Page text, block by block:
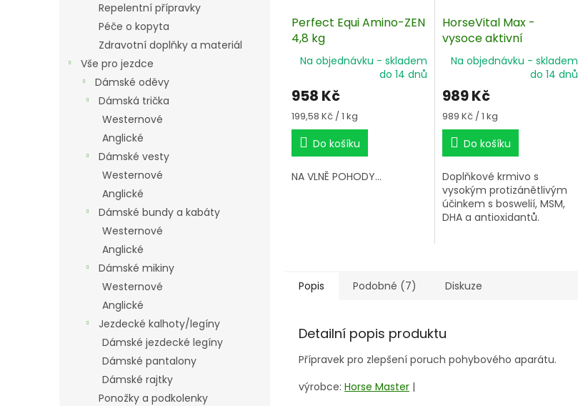
Repelentní přípravky
Péče o kopyta
Zdravotní doplňky a materiál
Vše pro jezdce
Dámské oděvy
Dámská trička
Westernové
Anglické
Dámské vesty
Westernové
Anglické
Dámské bundy a kabáty
Westernové
Anglické
Dámské mikiny
Westernové
Anglické
Jezdecké kalhoty/legíny
Dámské jezdecké legíny
Dámské pantalony
Dámské rajtky
Ponožky a podkolenky
Perfect Equi Amino-ZEN
4,8 kg
Na objednávku - skladem
do 14 dnů
958 Kč
Měrná
cena:
199,58 Kč / 1 kg
Do košíku
NA VLNĚ POHODY...
HorseVital Max -
vysoce aktivní
protizánětlivý komplex
Na objednávku - skladem
do 14 dnů
989 Kč
Měrná
cena:
989 Kč / 1 kg
Do košíku
Doplňkové krmivo s
vysokým protizánětlivým
účinkem s boswelií, MSM,
DHA a antioxidantů.
Popis Podobné (7) Diskuze
Detailní popis produktu
Přípravek pro zlepšení poruch pohybového aparátu.
výrobce: Horse Master |